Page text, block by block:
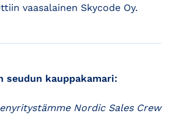
vaasalainen Skycode Oy.
seudun kauppakamari:
Nordic Sales Crew